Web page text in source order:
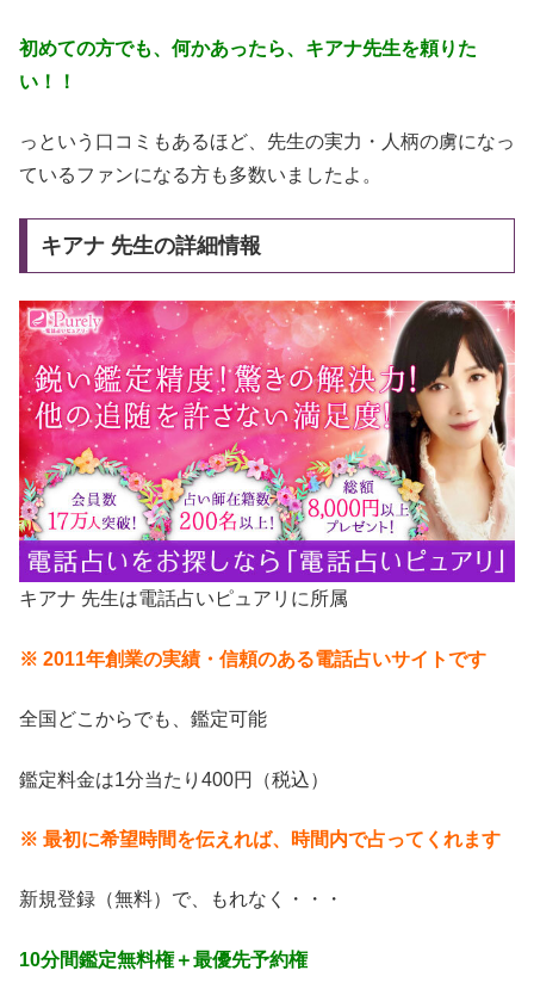
初めての方でも、何かあったら、キアナ先生を頼りた
い！！
っという口コミもあるほど、先生の実力・人柄の虜になっ
ているファンになる方も多数いましたよ。
キアナ 先生の詳細情報
キアナ 先生は電話占いピュアリに所属
※ 2011年創業の実績・信頼のある電話占いサイトです
全国どこからでも、鑑定可能
鑑定料金は1分当たり400円（税込）
※ 最初に希望時間を伝えれば、時間内で占ってくれます
新規登録（無料）で、もれなく・・・
10分間鑑定無料権＋最優先予約権